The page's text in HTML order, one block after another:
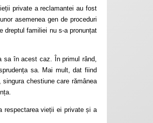
private a reclamantei au fost
asemenea gen de proceduri
dreptul familiei nu s-a pronunțat
sa în acest caz. În primul rând,
sa. Mai mult, dat fiind
chestiune care rămânea
respectarea vieții ei private și a